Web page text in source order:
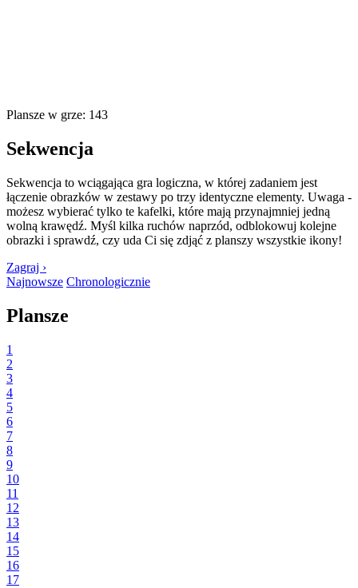
Plansze w grze: 143
Sekwencja
Sekwencja to wciągająca gra logiczna, w której zadaniem jest
łączenie obrazków w zestawy po trzy identyczne elementy. Uwaga -
możesz wybierać tylko te kafelki, które mają przynajmniej jedną
wolną krawędź. Myśl kilka ruchów naprzód, odblokowuj kolejne
obrazki i sprawdź, czy uda Ci się zdjąć z planszy wszystkie ikony!
Zagraj ›
Najnowsze Chronologicznie
Plansze
1
2
3
4
5
6
7
8
9
10
11
12
13
14
15
16
17